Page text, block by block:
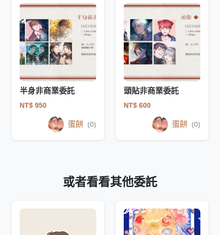
半身非商業委託
NT$ 950
蛋餅 (0)
頭貼非商業委託
NT$ 600
蛋餅 (0)
或者看看其他委託